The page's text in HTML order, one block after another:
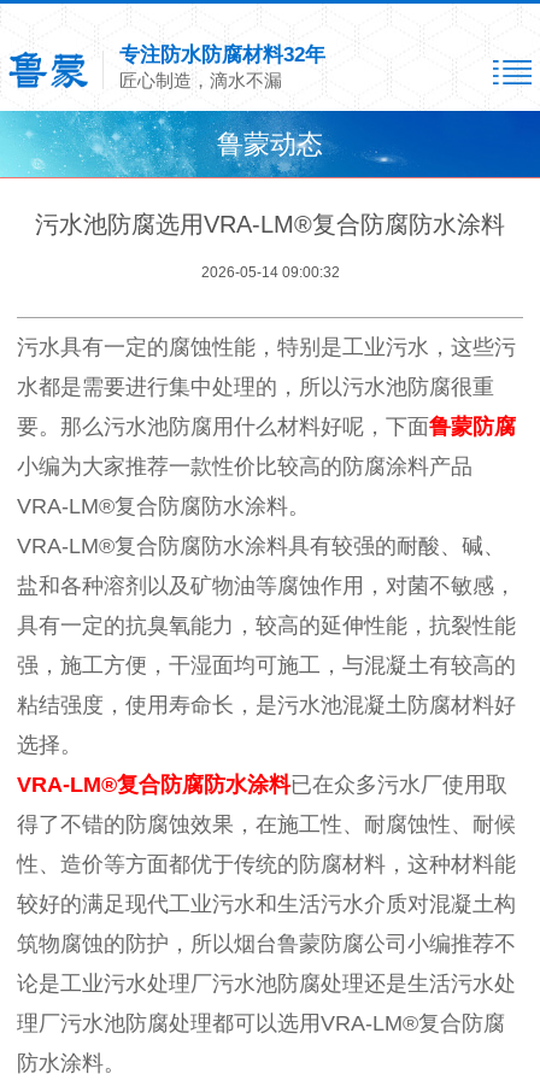
专注防水防腐材料32年
匠心制造，滴水不漏
鲁蒙动态
污水池防腐选用VRA-LM®复合防腐防水涂料
2026-05-14 09:00:32
污水具有一定的腐蚀性能，特别是工业污水，这些污
水都是需要进行集中处理的，所以污水池防腐很重
要。那么污水池防腐用什么材料好呢，下面鲁蒙防腐
小编为大家推荐一款性价比较高的防腐涂料产品
VRA-LM®复合防腐防水涂料。
VRA-LM®复合防腐防水涂料具有较强的耐酸、碱、
盐和各种溶剂以及矿物油等腐蚀作用，对菌不敏感，
具有一定的抗臭氧能力，较高的延伸性能，抗裂性能
强，施工方便，干湿面均可施工，与混凝土有较高的
粘结强度，使用寿命长，是污水池混凝土防腐材料好
选择。
VRA-LM®复合防腐防水涂料已在众多污水厂使用取
得了不错的防腐蚀效果，在施工性、耐腐蚀性、耐候
性、造价等方面都优于传统的防腐材料，这种材料能
较好的满足现代工业污水和生活污水介质对混凝土构
筑物腐蚀的防护，所以烟台鲁蒙防腐公司小编推荐不
论是工业污水处理厂污水池防腐处理还是生活污水处
理厂污水池防腐处理都可以选用VRA-LM®复合防腐
防水涂料。